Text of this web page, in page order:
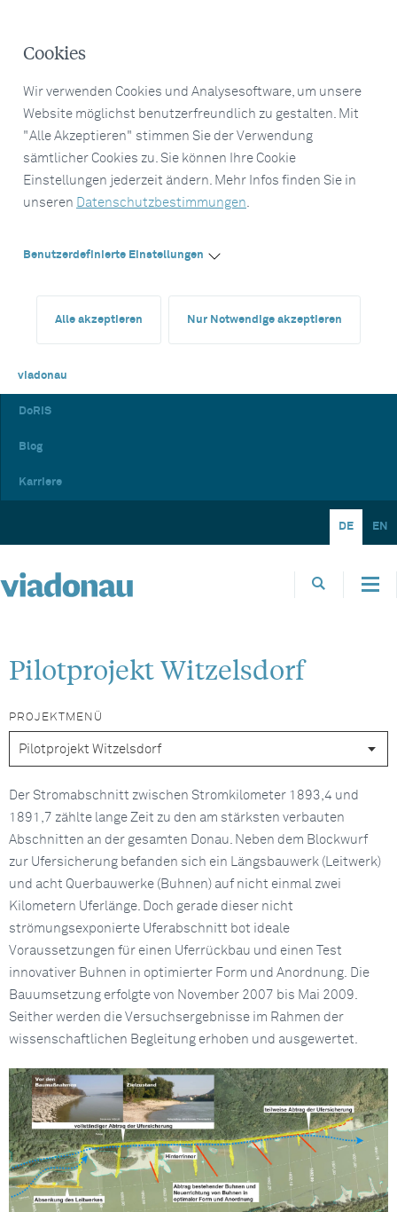
Cookies
Wir verwenden Cookies und Analysesoftware, um unsere
Website möglichst benutzerfreundlich zu gestalten. Mit
"Alle Akzeptieren" stimmen Sie der Verwendung
sämtlicher Cookies zu. Sie können Ihre Cookie
Einstellungen jederzeit ändern. Mehr Infos finden Sie in
unseren Datenschutzbestimmungen.
Benutzerdefinierte Einstellungen
Alle akzeptieren Nur Notwendige akzeptieren
viadonau
DoRIS
Blog
Karriere
DE EN
Pilotprojekt Witzelsdorf
PROJEKTMENÜ
Der Stromabschnitt zwischen Stromkilometer 1893,4 und
1891,7 zählte lange Zeit zu den am stärksten verbauten
Abschnitten an der gesamten Donau. Neben dem Blockwurf
zur Ufersicherung befanden sich ein Längsbauwerk (Leitwerk)
und acht Querbauwerke (Buhnen) auf nicht einmal zwei
Kilometern Uferlänge. Doch gerade dieser nicht
strömungsexponierte Uferabschnitt bot ideale
Voraussetzungen für einen Uferrückbau und einen Test
innovativer Buhnen in optimierter Form und Anordnung. Die
Bauumsetzung erfolgte von November 2007 bis Mai 2009.
Seither werden die Versuchsergebnisse im Rahmen der
wissenschaftlichen Begleitung erhoben und ausgewertet.